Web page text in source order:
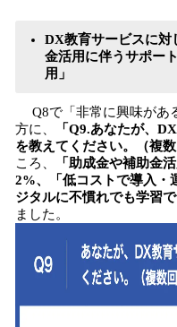
DX教育サービスに対
金活用に伴うサポー
用」
Q8で「非常に興味があ
方に、
「Q9.あなたが、
を教えてください。（複数
ころ、
「助成金や補助金
2%、「低コストで導入・
ジタルに不慣れでも学習
ました。